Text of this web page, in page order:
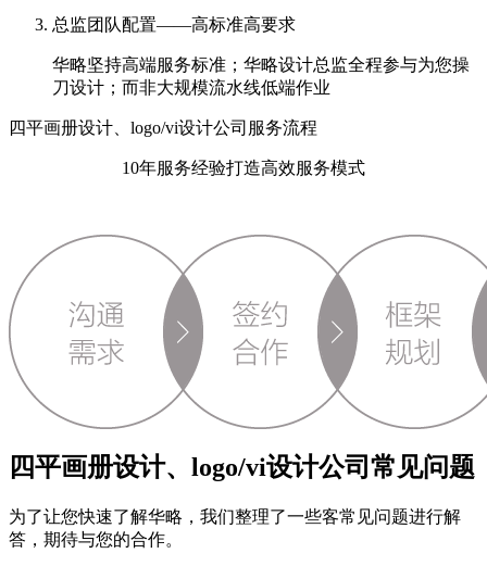
总监团队配置——高标准高要求
华略坚持高端服务标准；华略设计总监全程参与为您操
刀设计；而非大规模流水线低端作业
四平画册设计、logo/vi设计公司服务流程
10年服务经验打造高效服务模式
四平画册设计、logo/vi设计公司常见问题
为了让您快速了解华略，我们整理了一些客常见问题进行解
答，期待与您的合作。